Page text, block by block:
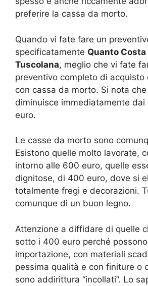
preferire la cassa da morto.
Quando vi fate fare un
specificatamente Quanto Costa
Tuscolana, meglio che vi fate
preventivo completo di acquisto
con cassa da morto. Si nota
diminuisce immediatamente
euro.
Le casse da morto sono
Esistono quelle molto lavorate,
intorno alle 600 euro, quelle
dignitose, di 400 euro, dove si
totalmente fregi e decorazioni.
comunque di un buon legno.
Attenzione a diffidare di quelle
sotto i 400 euro perché
importazione, con materiali
pessima qualità e con finiture o
sono addirittura “incollati”. Lo